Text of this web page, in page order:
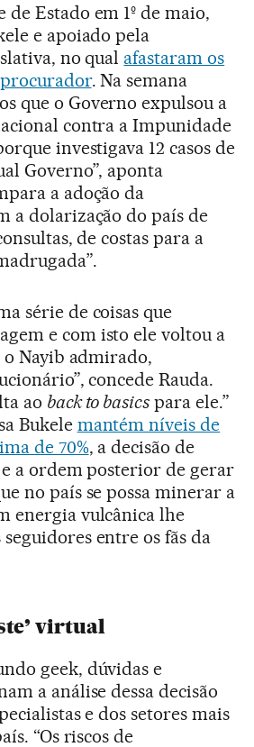
de Estado em 1º de maio,
e apoiado pela
no qual afastaram os
. Na semana
que o Governo expulsou a
contra a Impunidade
investigava 12 casos de
Governo”, aponta
a adoção da
a dolarização do país de
de costas para a
série de coisas que
e com isto ele voltou a
Nayib admirado,
concede Rauda.
ao back to basics para ele.”
Bukele mantém níveis de
de 70%, a decisão de
a ordem posterior de gerar
no país se possa minerar a
energia vulcânica lhe
entre os fãs da
virtual
geek, dúvidas e
a análise dessa decisão
e dos setores mais
“Os riscos de